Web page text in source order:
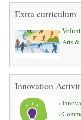
Extra curriculum
Arts
Innovation